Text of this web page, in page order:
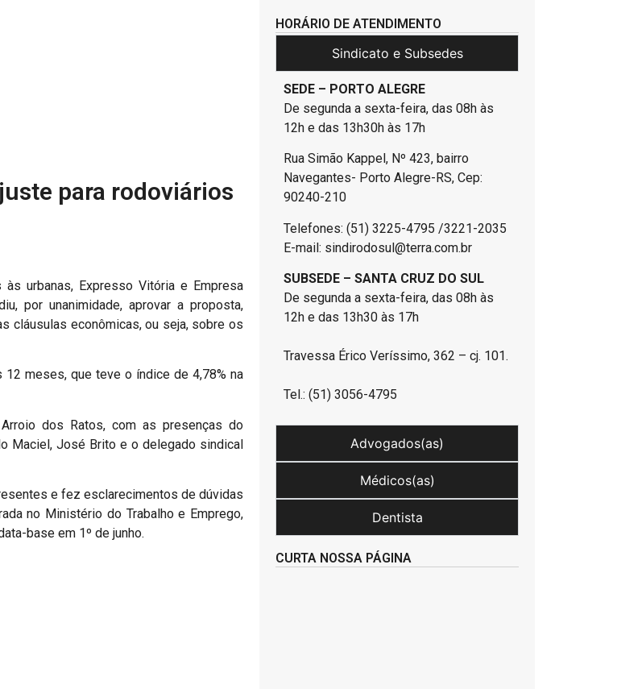
para rodoviários
urbanas, Expresso Vitória e Empresa
por unanimidade, aprovar a proposta,
cláusulas econômicas, ou seja, sobre os
meses, que teve o índice de 4,78% na
dos Ratos, com as presenças do
Maciel, José Brito e o delegado sindical
e fez esclarecimentos de dúvidas
no Ministério do Trabalho e Emprego,
base em 1º de junho.
HORÁRIO DE ATENDIMENTO
Sindicato e Subsedes
SEDE – PORTO ALEGRE
De segunda a sexta-feira, das 08h às
12h e das 13h30h às 17h
Rua Simão Kappel, Nº 423, bairro
Navegantes- Porto Alegre-RS, Cep:
90240-210
Telefones: (51) 3225-4795 /3221-2035
E-mail: sindirodosul@terra.com.br
SUBSEDE – SANTA CRUZ DO SUL
De segunda a sexta-feira, das 08h às
12h e das 13h30 às 17h
Travessa Érico Veríssimo, 362 – cj. 101.
Tel.: (51) 3056-4795
Advogados(as)
Médicos(as)
Dentista
CURTA NOSSA PÁGINA